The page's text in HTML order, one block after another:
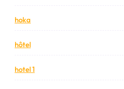
hoka
hôtel
hotel 1